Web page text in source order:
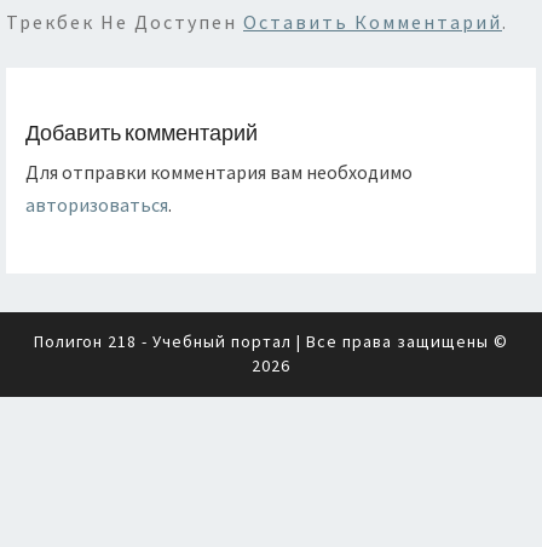
Трекбек Не Доступен Оставить Комментарий .
Добавить комментарий
Для отправки комментария вам необходимо
авторизоваться.
Полигон 218 - Учебный портал | Все права защищены ©
2026